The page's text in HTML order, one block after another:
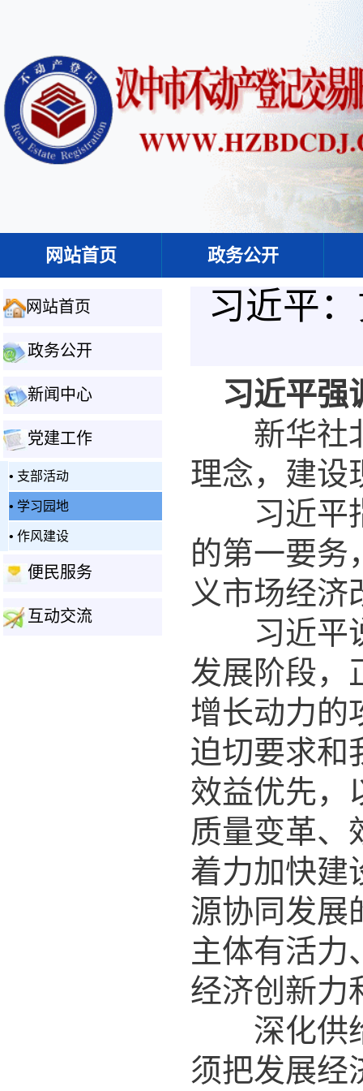
网站首页 政务公开
网站首页
政务公开
新闻中心
党建工作
• 支部活动
• 学习园地
• 作风建设
便民服务
互动交流
习近平
习近平强
新华社北
理念，建设
习近平指
的第一要务
义市场经济
习近平说
发展阶段，
增长动力的
迫切要求和
效益优先，
质量变革、
着力加快建
源协同发展
主体有活力
经济创新力
深化供给
须把发展经